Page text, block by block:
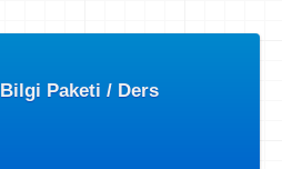
Bilgi Paketi / Ders